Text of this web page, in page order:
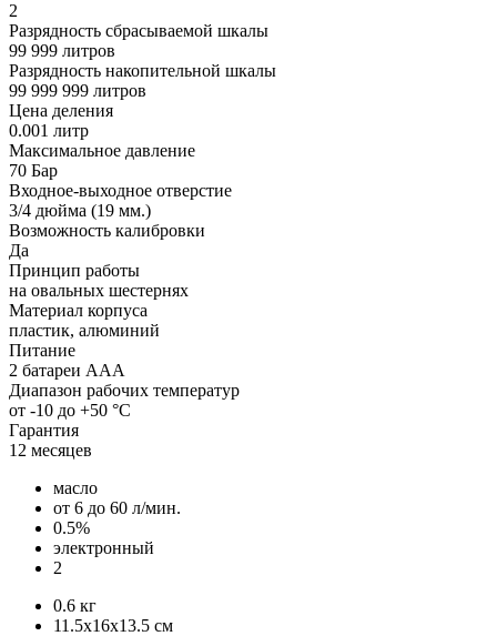
2
Разрядность сбрасываемой шкалы
99 999 литров
Разрядность накопительной шкалы
99 999 999 литров
Цена деления
0.001 литр
Максимальное давление
70 Бар
Входное-выходное отверстие
3/4 дюйма (19 мм.)
Возможность калибровки
Да
Принцип работы
на овальных шестернях
Материал корпуса
пластик, алюминий
Питание
2 батареи AAA
Диапазон рабочих температур
от -10 до +50 °С
Гарантия
12 месяцев
масло
от 6 до 60 л/мин.
0.5%
электронный
2
0.6 кг
11.5x16x13.5 см